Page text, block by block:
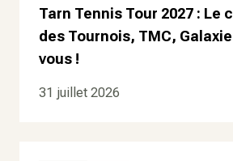
Tarn Tennis Tour 2027 : Le
des Tournois, TMC,
vous !
31 juillet 2026